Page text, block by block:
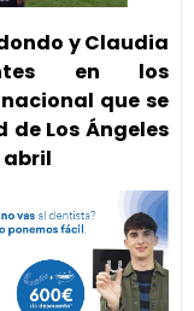
y Claudia
en los
que se
Los Ángeles
abril